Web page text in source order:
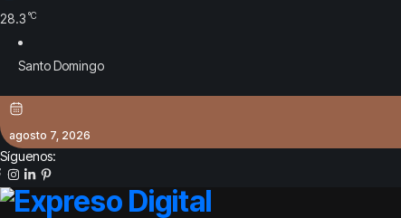
28.3 °C
Santo Domingo
agosto 7, 2026
Síguenos: